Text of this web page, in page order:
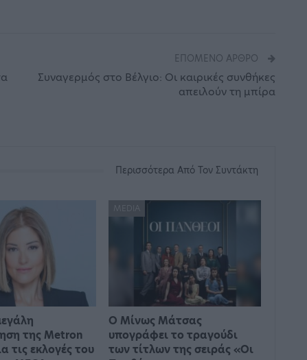
ΕΠΌΜΕΝΟ ΆΡΘΡΟ
Συναγερμός στο Βέλγιο: Οι καιρικές συνθήκες
απειλούν τη μπίρα
Περισσότερα Από Τον Συντάκτη
της Metron
τις εκλογές του
MEDIA
Ο Μίνως Μάτσας
υπογράφει το τραγούδι
των τίτλων της σειράς «Οι